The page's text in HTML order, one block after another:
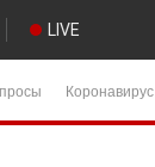
LIVE
Коронавирус